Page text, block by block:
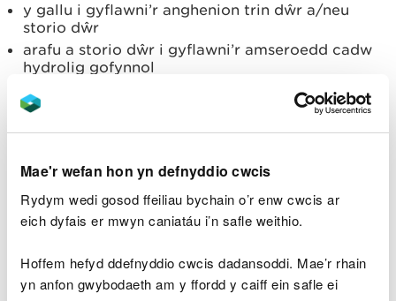
Mae'r wefan hon yn defnyddio cwcis
Rydym wedi gosod ffeiliau bychain o’r enw cwcis ar
eich dyfais er mwyn caniatáu i’n safle weithio.
Hoffem hefyd ddefnyddio cwcis dadansoddi. Mae’r rhain
yn anfon gwybodaeth am y ffordd y caiff ein safle ei
y gallu i gyflawni’r anghenion trin dŵr a/neu
storio dŵr
arafu a storio dŵr i gyflawni’r amseroedd cadw
hydrolig gofynnol
maint
effeithiau tymhorol
rhaid osgoi’r perygl o unrhyw ollyngiadau posibl
gwaith o’i adeiladu
anghenion cynnal a chadw
creu cynefinoedd
gofynion deddfwriaeth neu ganiatadau eraill.
Dylid bodloni safonau cynllunio priodol ac
argymhellir defnyddio ymgynghorydd achrededig.